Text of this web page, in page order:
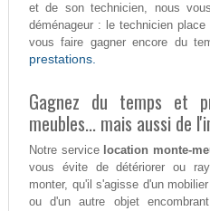
et de son technicien, nous
déménageur : le technicien
vous faire gagner encore du
prestations.
Gagnez du temps et
meubles... mais aussi de
Notre service location monte-
vous évite de détériorer ou
monter, qu'il s'agisse d'un
ou d'un autre objet